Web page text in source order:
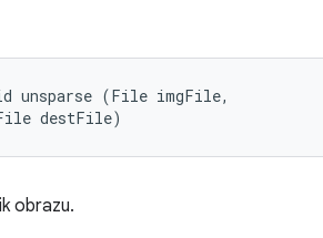
unsparse (File imgFile,
destFile)
obrazu.